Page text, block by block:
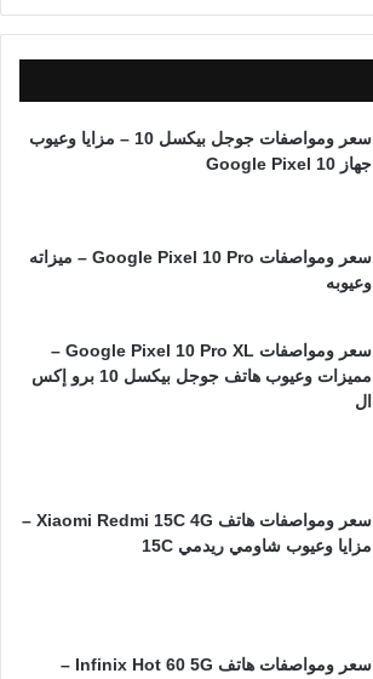
سعر ومواصفات جوجل بيكسل 10 – مزايا وعيوب
جهاز Google Pixel 10
سعر ومواصفات Google Pixel 10 Pro – ميزاته
وعيوبه
سعر ومواصفات Google Pixel 10 Pro XL –
مميزات وعيوب هاتف جوجل بيكسل 10 برو إكس
ال
سعر ومواصفات هاتف Xiaomi Redmi 15C 4G –
مزايا وعيوب شاومي ريدمي 15C
سعر ومواصفات هاتف Infinix Hot 60 5G –